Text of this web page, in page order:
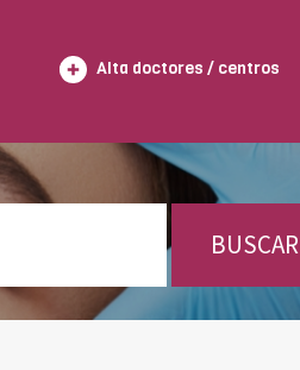
Alta doctores / centros
BUSCAR